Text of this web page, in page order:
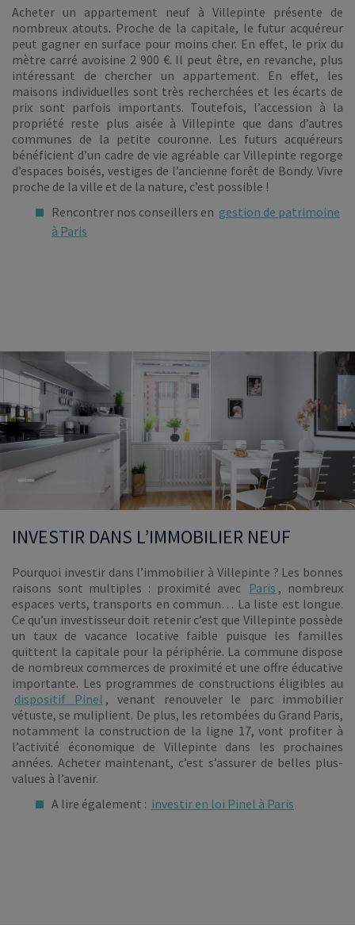
Acheter un appartement neuf à Villepinte présente de
nombreux atouts. Proche de la capitale, le futur acquéreur
peut gagner en surface pour moins cher. En effet, le prix du
mètre carré avoisine 2 900 €. Il peut être, en revanche, plus
intéressant de chercher un appartement. En effet, les
maisons individuelles sont très recherchées et les écarts de
prix sont parfois importants. Toutefois, l’accession à la
propriété reste plus aisée à Villepinte que dans d’autres
communes de la petite couronne. Les futurs acquéreurs
bénéficient d’un cadre de vie agréable car Villepinte regorge
d’espaces boisés, vestiges de l’ancienne forêt de Bondy. Vivre
proche de la ville et de la nature, c’est possible !
Rencontrer nos conseillers en gestion de patrimoine
à Paris
INVESTIR DANS L’IMMOBILIER NEUF
Pourquoi investir dans l’immobilier à Villepinte ? Les bonnes
raisons sont multiples : proximité avec Paris , nombreux
espaces verts, transports en commun… La liste est longue.
Ce qu’un investisseur doit retenir c’est que Villepinte possède
un taux de vacance locative faible puisque les familles
quittent la capitale pour la périphérie. La commune dispose
de nombreux commerces de proximité et une offre éducative
importante. Les programmes de constructions éligibles au
dispositif Pinel , venant renouveler le parc immobilier
vétuste, se muliplient. De plus, les retombées du Grand Paris,
notamment la construction de la ligne 17, vont profiter à
l’activité économique de Villepinte dans les prochaines
années. Acheter maintenant, c’est s’assurer de belles plus-
values à l’avenir.
A lire également : investir en loi Pinel à Paris